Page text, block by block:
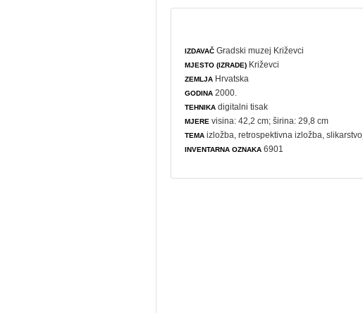
IZDAVAČ Gradski muzej Križevci
MJESTO (IZRADE) Križevci
ZEMLJA Hrvatska
GODINA 2000.
TEHNIKA digitalni tisak
MJERE visina: 42,2 cm; širina: 29,8 cm
TEMA izložba ,retrospektivna izložba ,slikarstvo
INVENTARNA OZNAKA 6901